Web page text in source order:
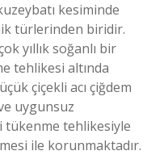
kesiminde
türlerinden biridir.
yıllık soğanlı bir
tehlikesi altında
çiçekli acı çiğdem
uygunsuz
tükenme tehlikesiyle
ile korunmaktadır.